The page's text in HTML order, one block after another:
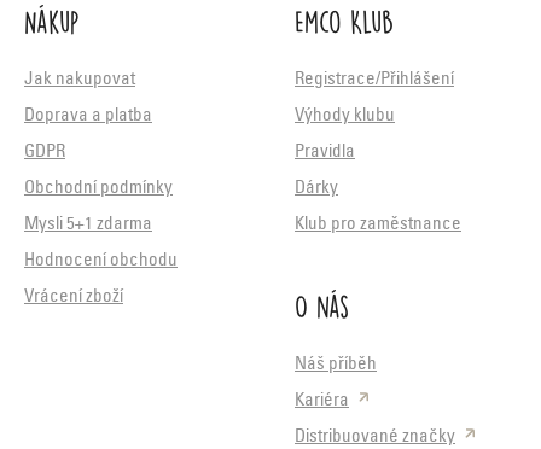
Nákup
Jak nakupovat
Doprava a platba
GDPR
Obchodní podmínky
Mysli 5+1 zdarma
Hodnocení obchodu
Vrácení zboží
Emco Klub
Registrace/Přihlášení
Výhody klubu
Pravidla
Dárky
Klub pro zaměstnance
O nás
Náš příběh
Kariéra
Distribuované značky